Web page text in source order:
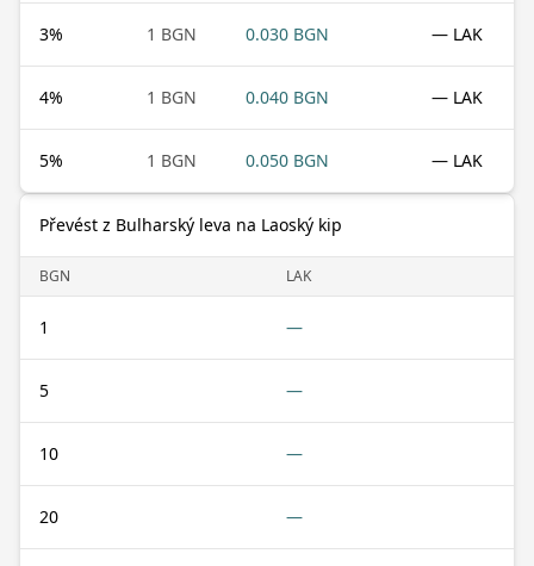
3% 1 BGN 0.030 BGN — LAK
4% 1 BGN 0.040 BGN — LAK
5% 1 BGN 0.050 BGN — LAK
Převést z Bulharský leva na Laoský kip
BGN LAK
1 —
5 —
10 —
20 —